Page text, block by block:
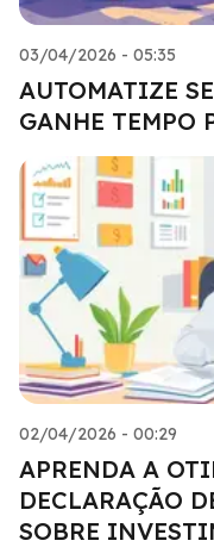
03/04/2026 - 05:35
AUTOMATIZE
GANHE TEMPO
02/04/2026 - 00:29
APRENDA A
DECLARAÇÃO
SOBRE